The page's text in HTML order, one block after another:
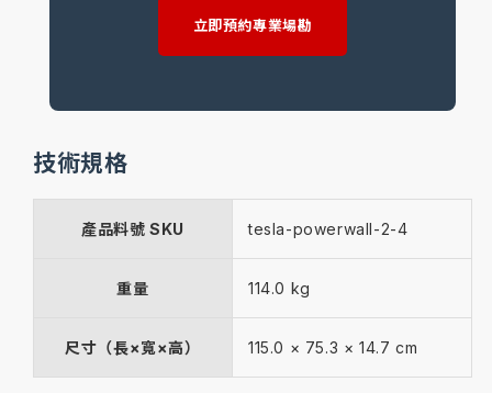
立即預約專業場勘
技術規格
產品料號 SKU tesla-powerwall-2-4
重量 114.0 kg
尺寸（長×寬×高） 115.0 × 75.3 × 14.7 cm